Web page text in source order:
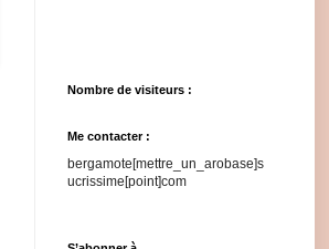
Nombre de visiteurs :
Me contacter :
bergamote[mettre_un_arobase]s
ucrissime[point]com